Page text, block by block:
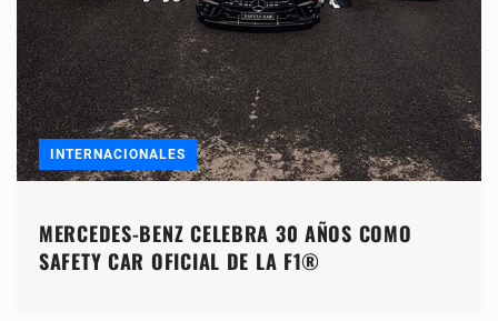
INTERNACIONALES
MERCEDES-BENZ CELEBRA 30 AÑOS COMO
SAFETY CAR OFICIAL DE LA F1®